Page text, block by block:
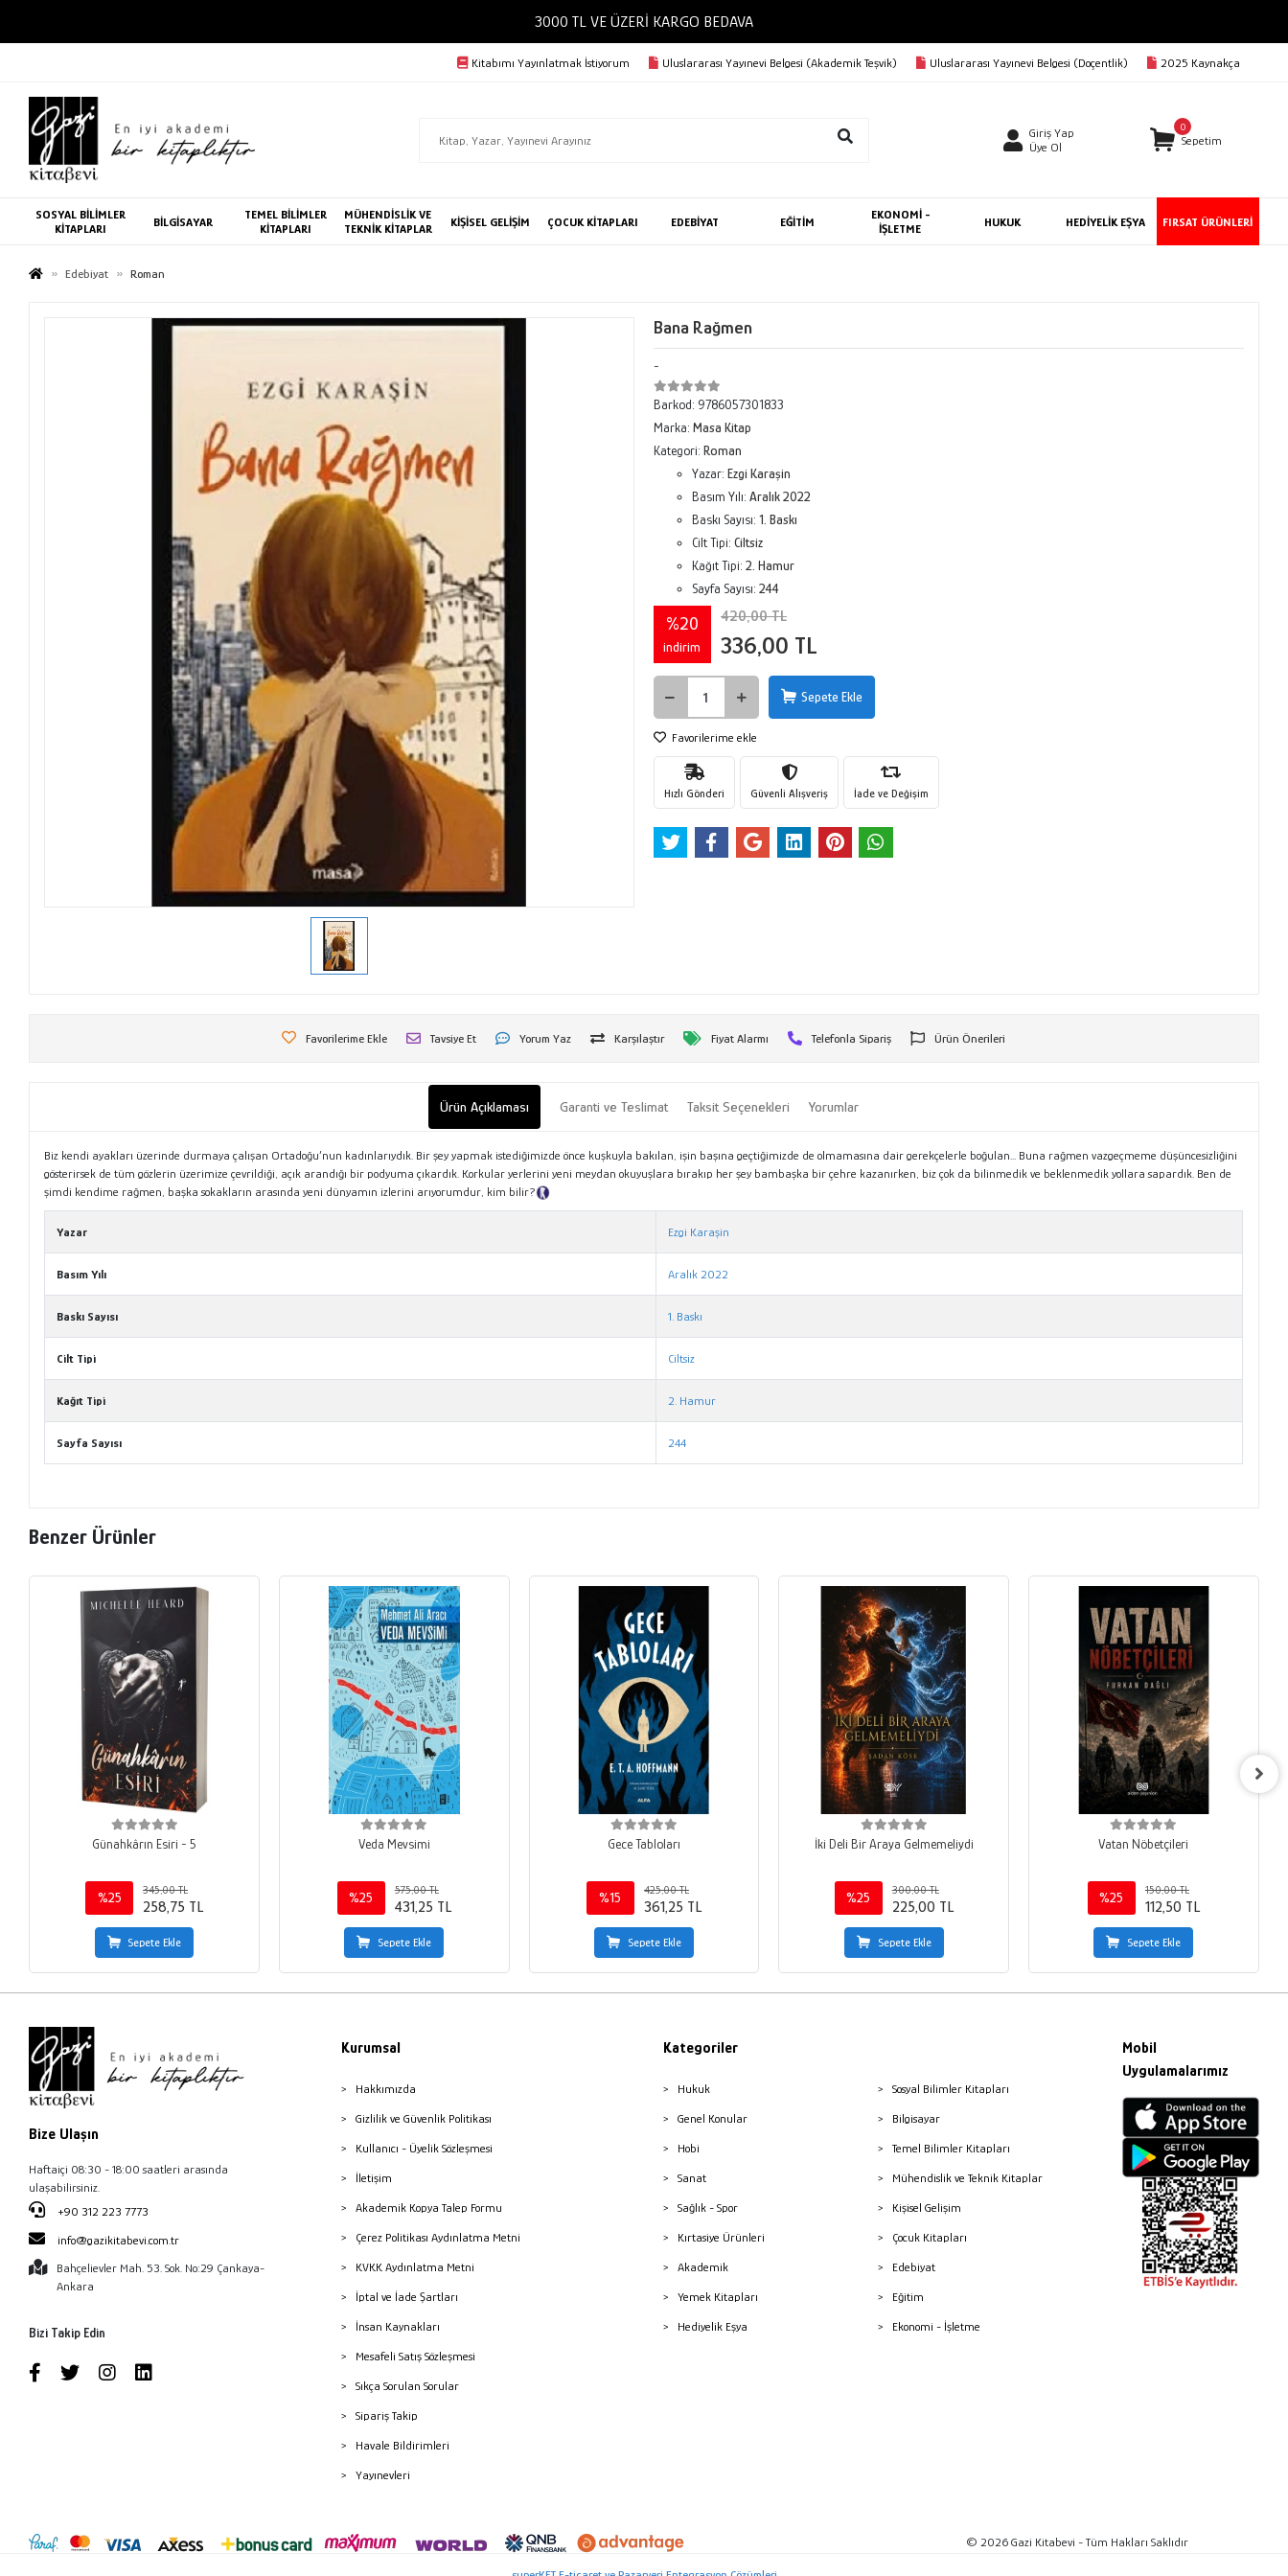
3000 TL VE ÜZERİ KARGO BEDAVA
Kitabımı Yayınlatmak İstiyorum Uluslararası Yayınevi Belgesi (Akademik Teşvik) Uluslararası Yayınevi Belgesi (Doçentlik) 2025 Kaynakça
Giriş Yap
Üye Ol
0
Sepetim
SOSYAL BİLİMLER
KİTAPLARI
BİLGİSAYAR
TEMEL BİLİMLER
KİTAPLARI
MÜHENDİSLİK VE
TEKNİK KİTAPLAR
KİŞİSEL GELİŞİM ÇOCUK KİTAPLARI EDEBİYAT EĞİTİM
EKONOMİ -
İŞLETME
HUKUK HEDİYELİK EŞYA FIRSAT ÜRÜNLERİ
Edebiyat Roman
Bana Rağmen
-
Barkod: 9786057301833
Marka: Masa Kitap
Kategori: Roman
Yazar: Ezgi Karaşin
Basım Yılı: Aralık 2022
Baskı Sayısı: 1. Baskı
Cilt Tipi: Ciltsiz
Kağıt Tipi: 2. Hamur
Sayfa Sayısı: 244
%20
indirim
420,00 TL
336,00 TL
Sepete Ekle
Favorilerime ekle
Hızlı Gönderi Güvenli Alışveriş İade ve Değişim
Favorilerime Ekle Tavsiye Et Yorum Yaz Karşılaştır Fiyat Alarmı Telefonla Sipariş Ürün Önerileri
Ürün Açıklaması Garanti ve Teslimat Taksit Seçenekleri Yorumlar
Biz kendi ayakları üzerinde durmaya çalışan Ortadoğu’nun kadınlarıydık. Bir şey yapmak istediğimizde önce kuşkuyla bakılan, işin başına geçtiğimizde de olmamasına dair gerekçelerle boğulan... Buna rağmen vazgeçmeme düşüncesizliğini
gösterirsek de tüm gözlerin üzerimize çevrildiği, açık arandığı bir podyuma çıkardık. Korkular yerlerini yeni meydan okuyuşlara bırakıp her şey bambaşka bir çehre kazanırken, biz çok da bilinmedik ve beklenmedik yollara sapardık. Ben de
şimdi kendime rağmen, başka sokakların arasında yeni dünyamın izlerini arıyorumdur, kim bilir?
Yazar Ezgi Karaşin
Basım Yılı Aralık 2022
Baskı Sayısı 1. Baskı
Cilt Tipi Ciltsiz
Kağıt Tipi 2. Hamur
Sayfa Sayısı 244
Benzer Ürünler
Günahkârın Esiri - 5
%25
345,00 TL
258,75 TL
Sepete Ekle
Veda Mevsimi
%25
575,00 TL
431,25 TL
Sepete Ekle
Gece Tabloları
%15
425,00 TL
361,25 TL
Sepete Ekle
İki Deli Bir Araya Gelmemeliydi
%25
300,00 TL
225,00 TL
Sepete Ekle
Vatan Nöbetçileri
%25
150,00 TL
112,50 TL
Sepete Ekle
Bize Ulaşın
Haftaiçi 08:30 - 18:00 saatleri arasında
ulaşabilirsiniz.
+90 312 223 7773
info@gazikitabevi.com.tr
Bahçelievler Mah. 53. Sok. No:29 Çankaya-
Ankara
Bizi Takip Edin
Kurumsal
Hakkımızda
Gizlilik ve Güvenlik Politikası
Kullanıcı - Üyelik Sözleşmesi
İletişim
Akademik Kopya Talep Formu
Çerez Politikası Aydınlatma Metni
KVKK Aydınlatma Metni
İptal ve İade Şartları
İnsan Kaynakları
Mesafeli Satış Sözleşmesi
Sıkça Sorulan Sorular
Sipariş Takip
Havale Bildirimleri
Yayınevleri
Kategoriler
Hukuk
Genel Konular
Hobi
Sanat
Sağlık - Spor
Kırtasiye Ürünleri
Akademik
Yemek Kitapları
Hediyelik Eşya
Sosyal Bilimler Kitapları
Bilgisayar
Temel Bilimler Kitapları
Mühendislik ve Teknik Kitaplar
Kişisel Gelişim
Çocuk Kitapları
Edebiyat
Eğitim
Ekonomi - İşletme
Mobil
Uygulamalarımız
© 2026 Gazi Kitabevi - Tüm Hakları Saklıdır